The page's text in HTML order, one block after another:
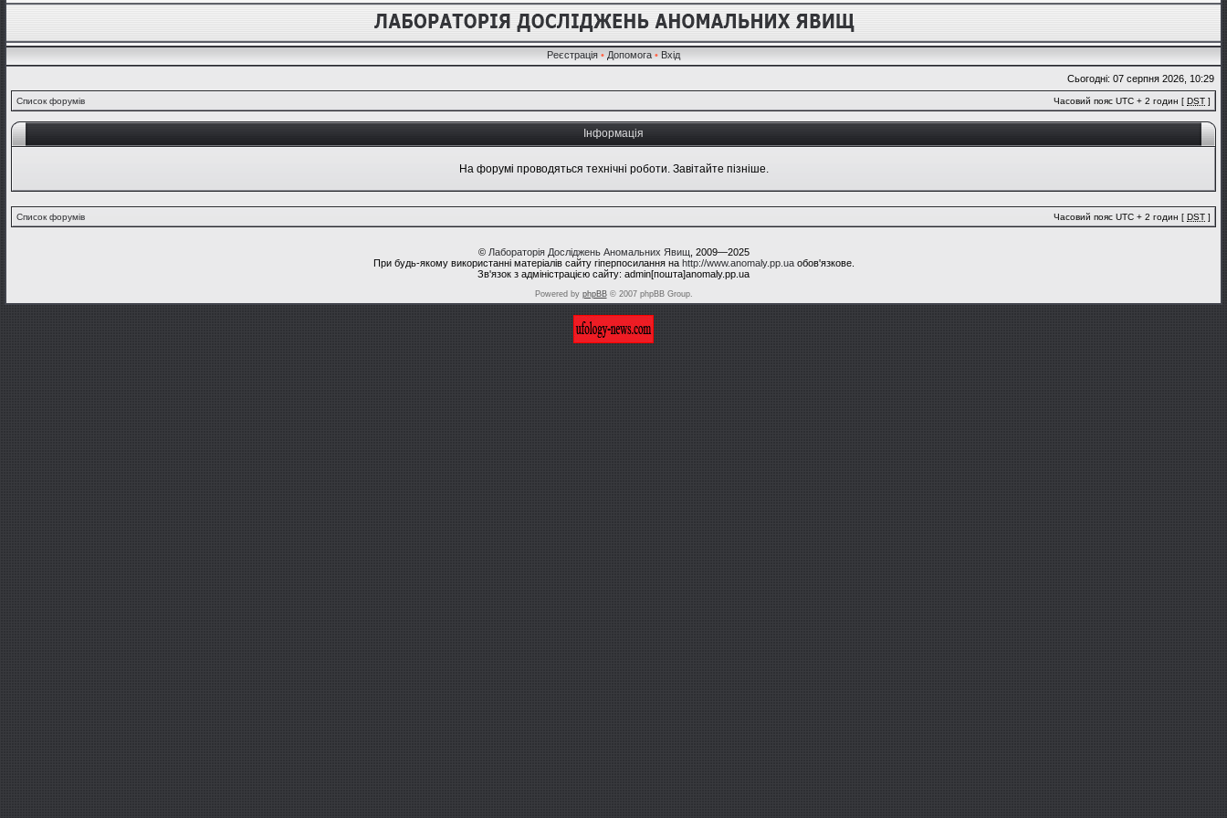
Реєстрація • Допомога • Вхід
Сьогодні: 07 серпня 2026, 10:29
Список форумів Часовий пояс UTC + 2 годин [ DST ]
Інформація
На форумі проводяться технічні роботи. Завітайте пізніше.
Список форумів Часовий пояс UTC + 2 годин [ DST ]
© Лабораторія Досліджень Аномальних Явищ , 2009—2025
При будь-якому використанні матеріалів сайту гіперпосилання на http://www.anomaly.pp.uaобов'язкове.
Зв'язок з адміністрацією сайту: admin[пошта]anomaly.pp.ua
Powered by phpBB© 2007 phpBB Group.